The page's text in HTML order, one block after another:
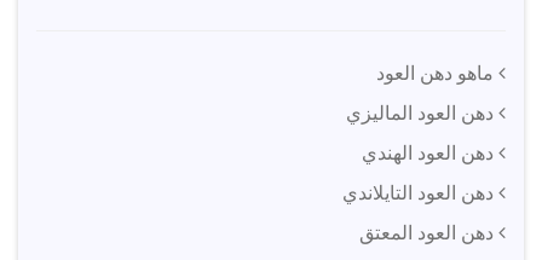
ماهو دهن العود
دهن العود الماليزي
دهن العود الهندي
دهن العود التايلاندي
دهن العود المعتق